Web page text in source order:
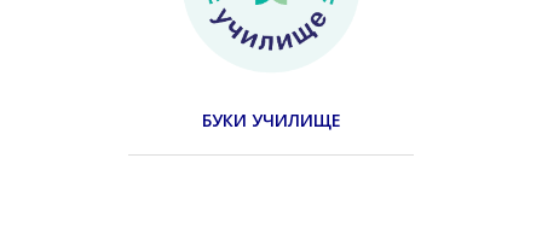
БУКИ УЧИЛИЩЕ